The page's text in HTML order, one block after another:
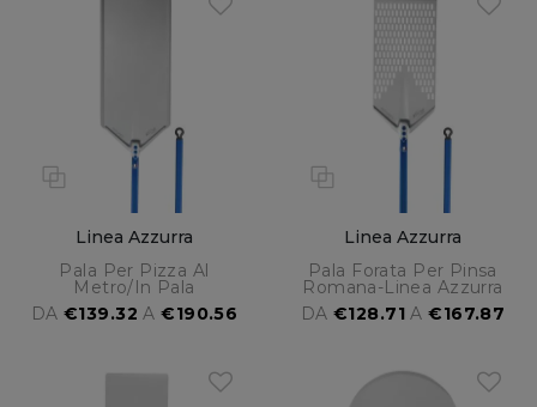
Linea Azzurra
Pala Per Pizza Al
Metro/in Pala
DA€139.32 A€190.56
Linea Azzurra
Pala Forata Per Pinsa
Romana-Linea Azzurra
DA€128.71 A€167.87